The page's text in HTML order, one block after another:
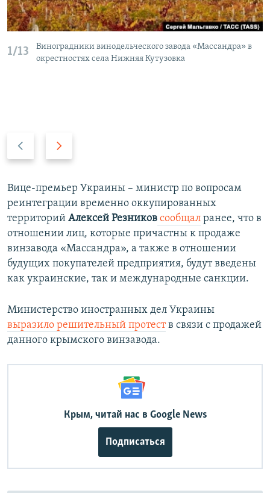
1/13
Виноградники винодельческого завода «Массандра» в
окрестностях села Нижняя Кутузовка
д
ы
д
у
щ
и
й
л
а
й
д
у
ю
щ
и
й
с
а
й
д
Вице-премьер Украины – министр по вопросам
реинтеграции временно оккупированных
территорий Алексей Резников сообщал ранее, что в
отношении лиц, которые причастны к продаже
винзавода «Массандра», а также в отношении
будущих покупателей предприятия, будут введены
как украинские, так и международные санкции.
Министерство иностранных дел Украины
выразило решительный протеств связи с продажей
данного крымского винзавода.
Крым, читай нас в Google News
Подписаться